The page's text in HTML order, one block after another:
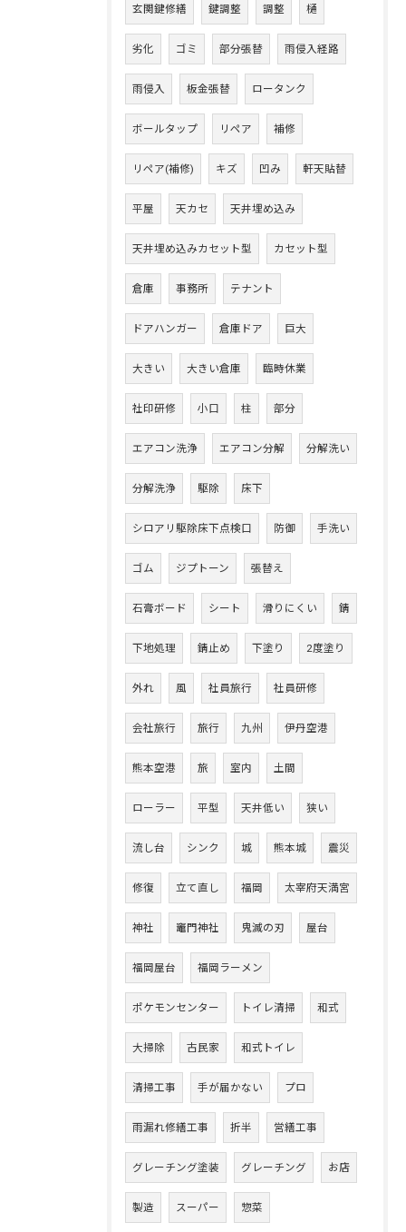
玄関鍵修繕 鍵調整 調整 樋
劣化 ゴミ 部分張替 雨侵入経路
雨侵入 板金張替 ロータンク
ボールタップ リペア 補修
リペア(補修) キズ 凹み 軒天貼替
平屋 天カセ 天井埋め込み
天井埋め込みカセット型 カセット型
倉庫 事務所 テナント
ドアハンガー 倉庫ドア 巨大
大きい 大きい倉庫 臨時休業
社印研修 小口 柱 部分
エアコン洗浄 エアコン分解 分解洗い
分解洗浄 駆除 床下
シロアリ駆除床下点検口 防御 手洗い
ゴム ジプトーン 張替え
石膏ボード シート 滑りにくい 錆
下地処理 錆止め 下塗り 2度塗り
外れ 風 社員旅行 社員研修
会社旅行 旅行 九州 伊丹空港
熊本空港 旅 室内 土間
ローラー 平型 天井低い 狭い
流し台 シンク 城 熊本城 震災
修復 立て直し 福岡 太宰府天満宮
神社 竈門神社 鬼滅の刃 屋台
福岡屋台 福岡ラーメン
ポケモンセンター トイレ清掃 和式
大掃除 古民家 和式トイレ
清掃工事 手が届かない プロ
雨漏れ修繕工事 折半 営繕工事
グレーチング塗装 グレーチング お店
製造 スーパー 惣菜